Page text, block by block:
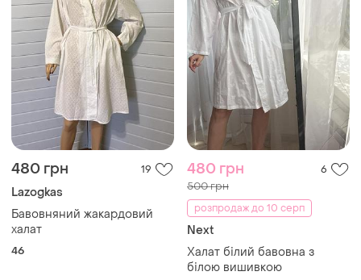
480 грн 19
Lazogkas
Бавовняний жакардовий
халат
46
480 грн 6
500 грн
розпродаж до 10 серп
Next
Халат білий бавовна з
білою вишивкою